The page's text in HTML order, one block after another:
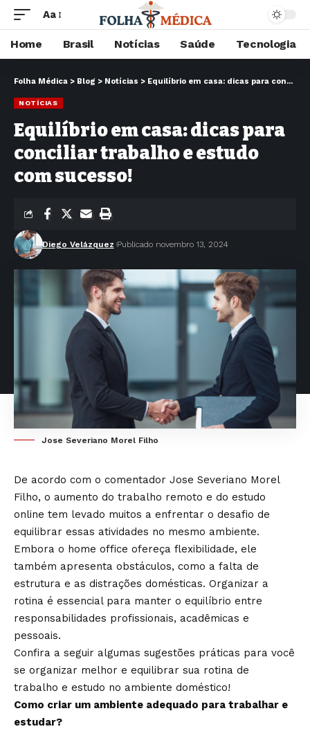
Aa
Home Brasil Notícias Saúde Tecnologia
Folha Médica > Blog > Notícias > Equilíbrio em casa: dicas para conciliar trabalho e estudo com sucesso!
NOTÍCIAS
Equilíbrio em casa: dicas para
conciliar trabalho e estudo
com sucesso!
Diego Velázquez Publicado novembro 13, 2024
Jose Severiano Morel Filho
De acordo com o comentador Jose Severiano Morel
Filho, o aumento do trabalho remoto e do estudo
online tem levado muitos a enfrentar o desafio de
equilibrar essas atividades no mesmo ambiente.
Embora o home office ofereça flexibilidade, ele
também apresenta obstáculos, como a falta de
estrutura e as distrações domésticas. Organizar a
rotina é essencial para manter o equilíbrio entre
responsabilidades profissionais, acadêmicas e
pessoais.
Confira a seguir algumas sugestões práticas para você
se organizar melhor e equilibrar sua rotina de
trabalho e estudo no ambiente doméstico!
Como criar um ambiente adequado para trabalhar e
estudar?